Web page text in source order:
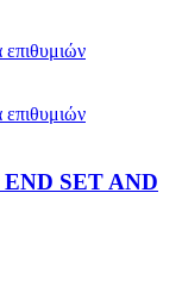
SET AND